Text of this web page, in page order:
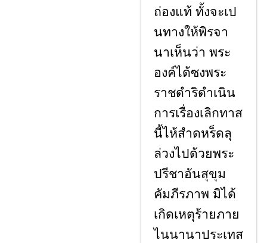
ถ่องแท้ ทั้งจะเป
นทางให้พิรจา
นาเห็นว่า พระ
องค์ได้ซงพระ
ราชดำริดำเนิน
การเรื่องเลิกทาส
นี้ไห้สำดหร็ดลุ
ล่วงไปด้วยพระ
ปรีชาอันสุขุม
คัมภีรภาพ มิได้
เกิดเหตุร้ายภาย
ไนนานาประเทส